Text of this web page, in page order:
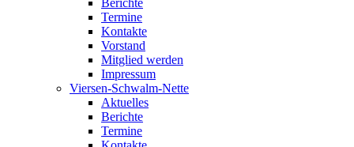
Berichte
Termine
Kontakte
Vorstand
Mitglied werden
Impressum
Viersen-Schwalm-Nette
Aktuelles
Berichte
Termine